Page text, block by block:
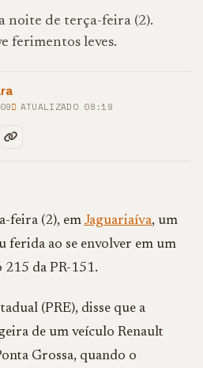
noite de terça-feira (2).
ferimentos leves.
ATUALIZADO 08:19
feira (2), em Jaguariaíva, um
ferida ao se envolver em um
da PR-151.
(PRE), disse que a
de um veículo Renault
Grossa, quando o